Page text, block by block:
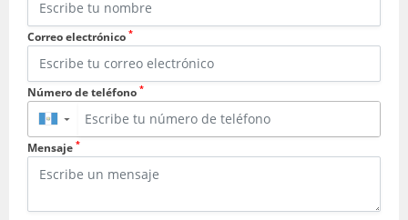
Correo electrónico *
Número de teléfono *
▼
Mensaje *